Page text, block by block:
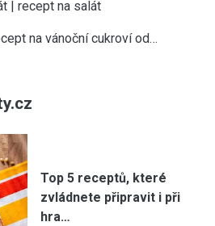
| recept na salát
na vánoční cukroví od…
Top 5 receptů, které
zvládnete připravit i při
hra…